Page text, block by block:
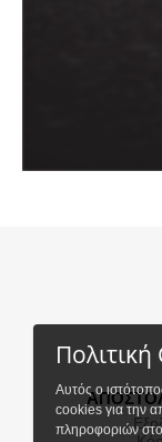
Αυτός ο
cookies για την
πληροφοριών